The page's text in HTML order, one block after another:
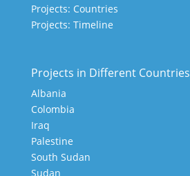
Projects: Countries
Projects: Timeline
Projects in Different Countries
Albania
Colombia
Iraq
Palestine
South Sudan
Sudan